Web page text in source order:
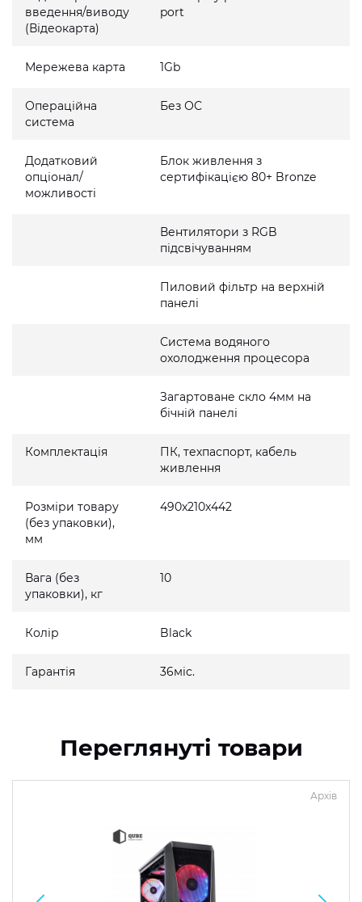
введення/виводу
(Відеокарта)
port
Мережева карта 1Gb
Операційна
система
Без ОС
Додатковий
опціонал/
можливості
Блок живлення з
сертифікацією 80+ Bronze
Вентилятори з RGB
підсвічуванням
Пиловий фільтр на верхній
панелі
Система водяного
охолодження процесора
Загартоване скло 4мм на
бічній панелі
Комплектація
ПК, техпаспорт, кабель
живлення
Розміри товару
(без упаковки),
мм
490x210x442
Вага (без
упаковки), кг
10
Колір Black
Гарантія 36міс.
Переглянуті товари
Архів